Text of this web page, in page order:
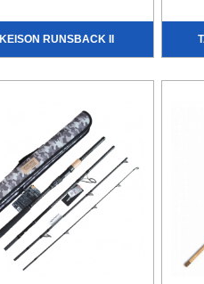
KEISON RUNSBACK II